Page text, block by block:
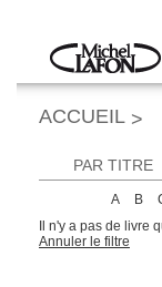
Accueil
ACCUEIL >
PAR TITRE
A B
Il n'y a pas de livre
Annuler le filtre